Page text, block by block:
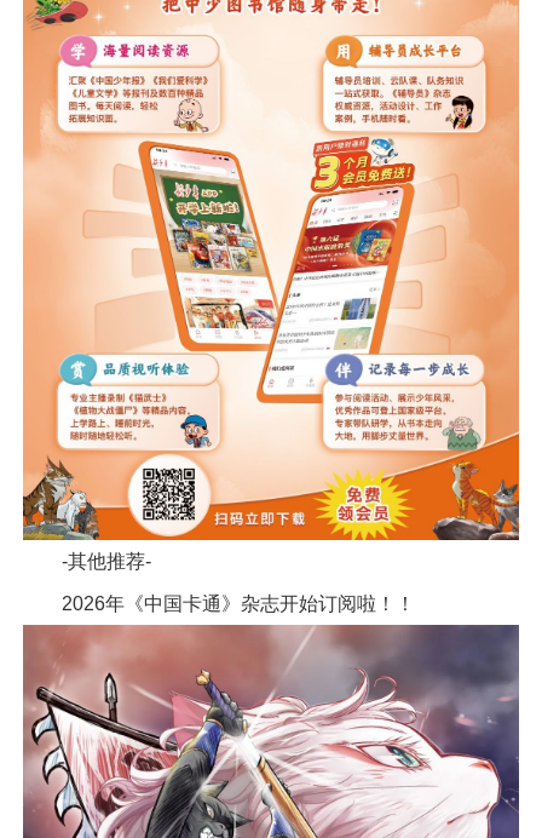
-其他推荐-
2026年《中国卡通》杂志开始订阅啦！！